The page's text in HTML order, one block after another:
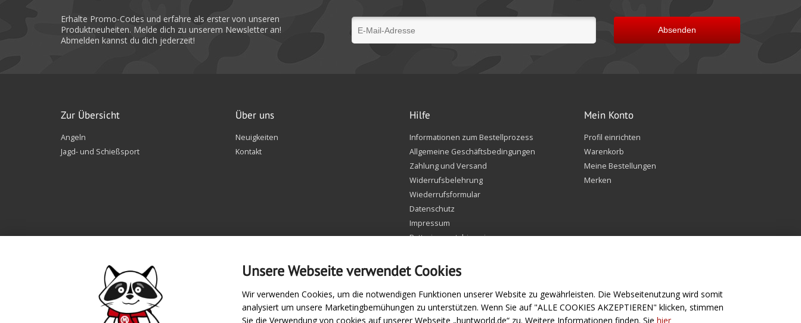
Erhalte Promo-Codes und erfahre als erster von unseren
Produktneuheiten. Melde dich zu unserem Newsletter an!
Abmelden kannst du dich jederzeit!
Absenden
Zur Übersicht
Angeln
Jagd- und Schießsport
Über uns
Neuigkeiten
Kontakt
Hilfe
Informationen zum Bestellprozess
Allgemeine Geschäftsbedingungen
Zahlung und Versand
Widerrufsbelehrung
Wiederrufsformular
Datenschutz
Impressum
Batteriegesetzhinweise
Einstellungen Cookie
Mein Konto
Profil einrichten
Warenkorb
Meine Bestellungen
Merken
Zahlungsarten Folge uns
Unsere Webseite verwendet Cookies
Wir verwenden Cookies, um die notwendigen Funktionen unserer Website zu gewährleisten. Die Webseitenutzung wird somit
analysiert um unsere Marketingbemühungen zu unterstützen. Wenn Sie auf "ALLE COOKIES AKZEPTIEREN" klicken, stimmen
Sie die Verwendung von cookies auf unserer Webseite „huntworld.de“ zu. Weitere Informationen finden. Sie hier